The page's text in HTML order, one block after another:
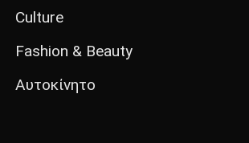
Culture
Fashion & Beauty
Αυτοκίνητο